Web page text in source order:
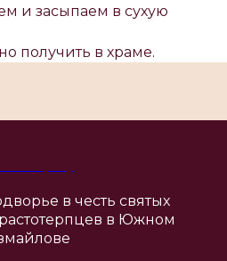
и засыпаем в сухую
получить в храме.
в честь святых
в Южном